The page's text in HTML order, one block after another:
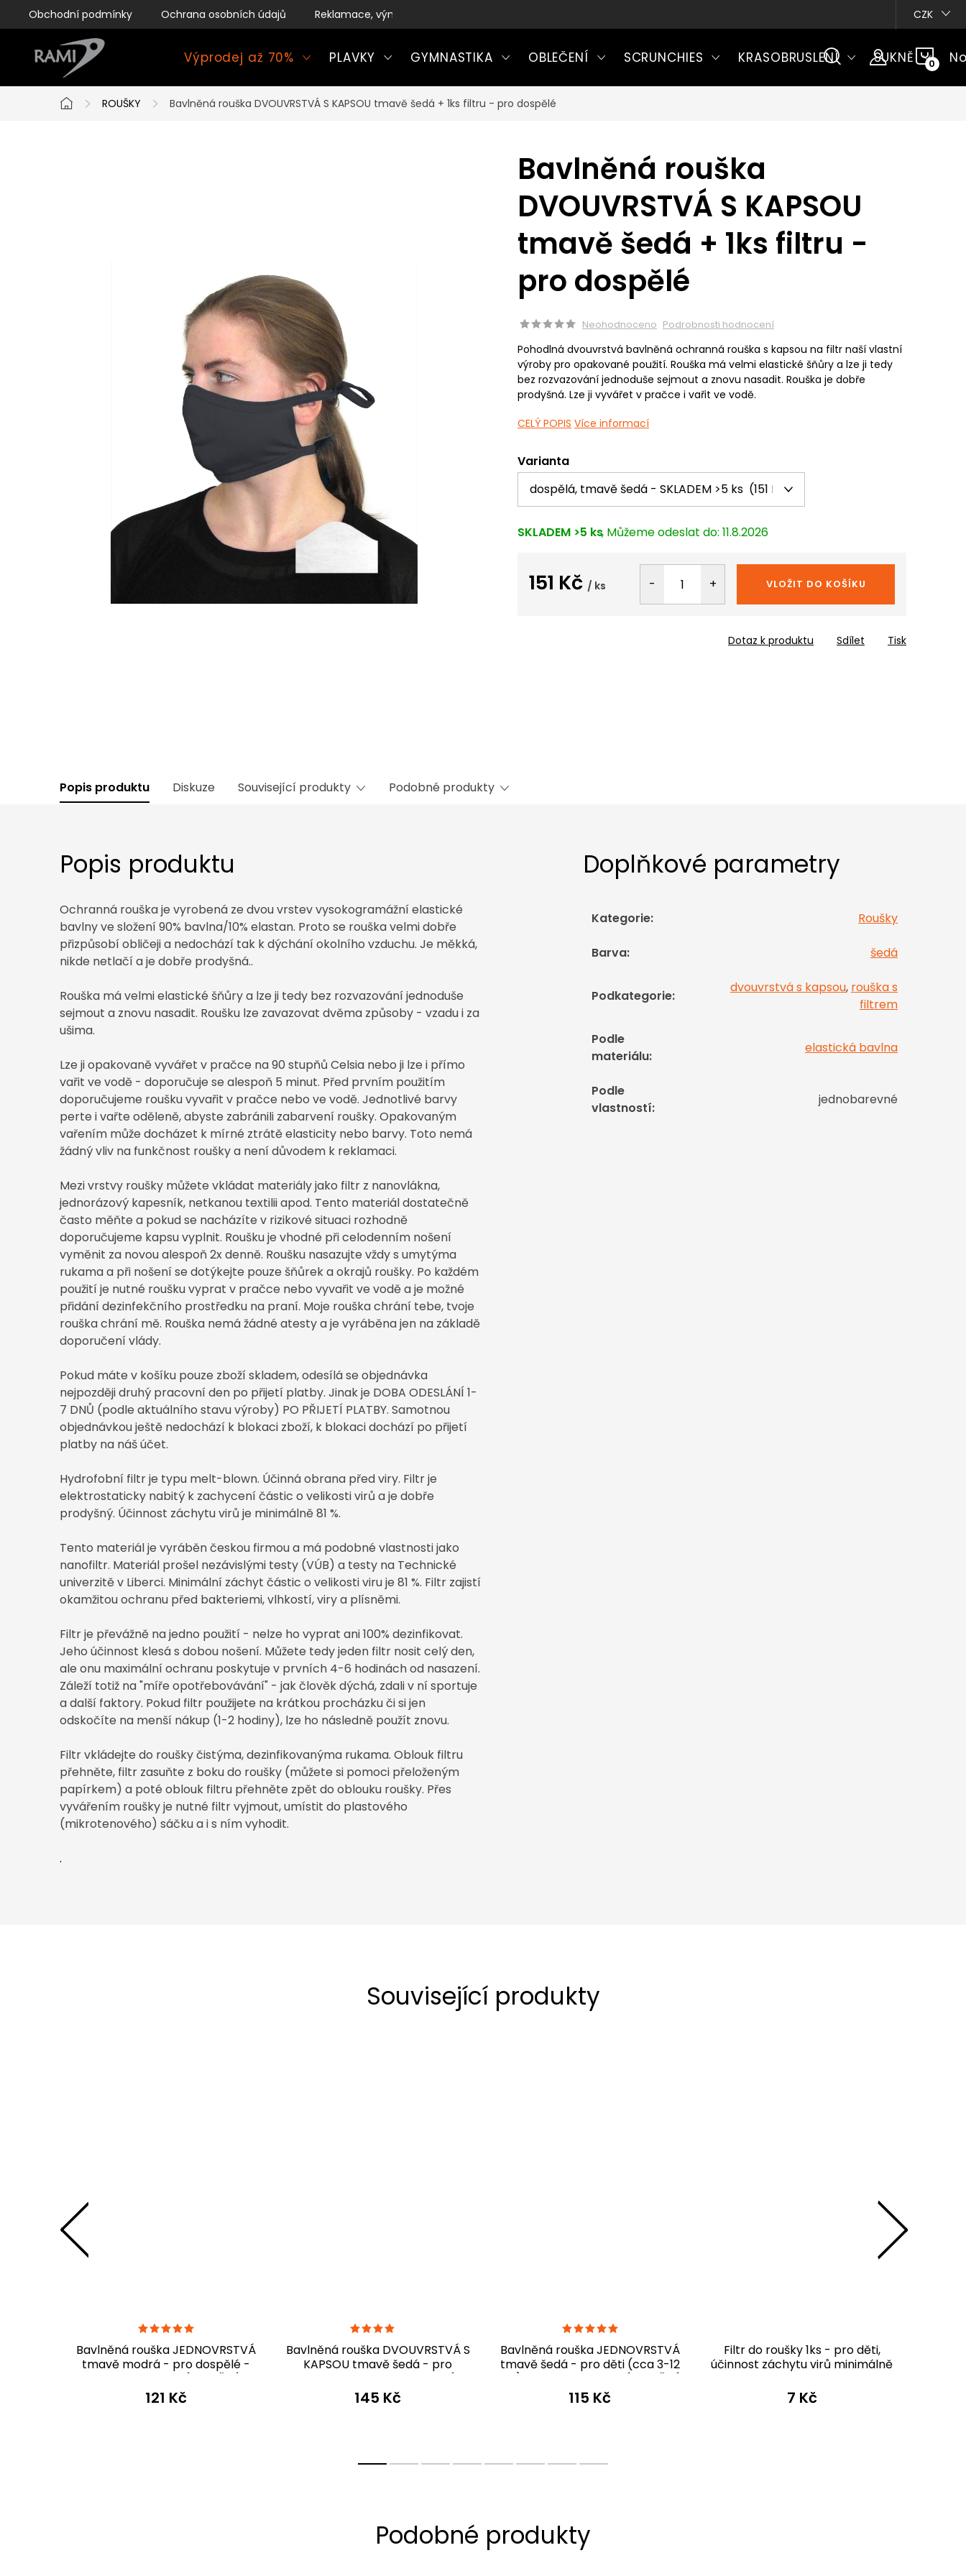
na
Obchodní podmínky Ochrana osobních údajů Reklamace, výměny a vrácení zboží CZK
Výprodej až 70% PLAVKY GYMNASTIKA OBLEČENÍ SCRUNCHIES KRASOBRUSLENÍ SUKNĚ
Domů
ROUŠKY Bavlněná rouška DVOUVRSTVÁ S KAPSOU tmavě šedá + 1ks filtru - pro dospělé
Bavlněná rouška
DVOUVRSTVÁ S KAPSOU
tmavě šedá + 1ks filtru -
pro dospělé
Neohodnoceno Podrobnosti hodnocení
Pohodlná dvouvrstvá bavlněná ochranná rouška s kapsou na filtr naší vlastní
výroby pro opakované použití. Rouška má velmi elastické šňůry a lze ji tedy
bez rozvazování jednoduše sejmout a znovu nasadit. Rouška je dobře
prodyšná. Lze ji vyvářet v pračce i vařit ve vodě.
CELÝ POPIS Více informací
Varianta
SKLADEM >5 ks 11.8.2026
151 Kč / ks VLOŽIT DO KOŠÍKU
Tisk
Dotaz k produktu Sdílet
Popis produktu Diskuze Související produkty Podobné produkty
Popis produktu
Ochranná rouška je vyrobená ze dvou vrstev vysokogramážní elastické
bavlny ve složení 90% bavlna/10% elastan. Proto se rouška velmi dobře
přizpůsobí obličeji a nedochází tak k dýchání okolního vzduchu. Je měkká,
nikde netlačí a je dobře prodyšná..
Rouška má velmi elastické šňůry a lze ji tedy bez rozvazování jednoduše
sejmout a znovu nasadit. Roušku lze zavazovat dvěma způsoby - vzadu i za
ušima.
Lze ji opakovaně vyvářet v pračce na 90 stupňů Celsia nebo ji lze i přímo
vařit ve vodě - doporučuje se alespoň 5 minut. Před prvním použitím
doporučujeme roušku vyvařit v pračce nebo ve vodě. Jednotlivé barvy
perte i vařte oděleně, abyste zabránili zabarvení roušky. Opakovaným
vařením může docházet k mírné ztrátě elasticity nebo barvy. Toto nemá
žádný vliv na funkčnost roušky a není důvodem k reklamaci.
Mezi vrstvy roušky můžete vkládat materiály jako filtr z nanovlákna,
jednorázový kapesník, netkanou textilii apod. Tento materiál dostatečně
často měňte a pokud se nacházíte v rizikové situaci rozhodně
doporučujeme kapsu vyplnit. Roušku je vhodné při celodenním nošení
vyměnit za novou alespoň 2x denně. Roušku nasazujte vždy s umytýma
rukama a při nošení se dotýkejte pouze šňůrek a okrajů roušky. Po každém
použití je nutné roušku vyprat v pračce nebo vyvařit ve vodě a je možné
přidání dezinfekčního prostředku na praní. Moje rouška chrání tebe, tvoje
rouška chrání mě. Rouška nemá žádné atesty a je vyráběna jen na základě
doporučení vlády.
Pokud máte v košíku pouze zboží skladem, odesílá se objednávka
nejpozději druhý pracovní den po přijetí platby. Jinak je DOBA ODESLÁNÍ 1-
7 DNŮ (podle aktuálního stavu výroby) PO PŘIJETÍ PLATBY. Samotnou
objednávkou ještě nedochází k blokaci zboží, k blokaci dochází po přijetí
platby na náš účet.
Hydrofobní filtr je typu melt-blown. Účinná obrana před viry. Filtr je
elektrostaticky nabitý k zachycení částic o velikosti virů a je dobře
prodyšný. Účinnost záchytu virů je minimálně 81 %.
Tento materiál je vyráběn českou firmou a má podobné vlastnosti jako
nanofiltr. Materiál prošel nezávislými testy (VÚB) a testy na Technické
univerzitě v Liberci. Minimální záchyt částic o velikosti viru je 81 %. Filtr zajistí
okamžitou ochranu před bakteriemi, vlhkostí, viry a plísněmi.
Filtr je převážně na jedno použití - nelze ho vyprat ani 100% dezinfikovat.
Jeho účinnost klesá s dobou nošení. Můžete tedy jeden filtr nosit celý den,
ale onu maximální ochranu poskytuje v prvních 4-6 hodinách od nasazení.
Záleží totiž na "míře opotřebovávání" - jak člověk dýchá, zdali v ní sportuje
a další faktory. Pokud filtr použijete na krátkou procházku či si jen
odskočíte na menší nákup (1-2 hodiny), lze ho následně použít znovu.
Filtr vkládejte do roušky čistýma, dezinfikovanýma rukama. Oblouk filtru
přehněte, filtr zasuňte z boku do roušky (můžete si pomoci přeloženým
papírkem) a poté oblouk filtru přehněte zpět do oblouku roušky. Přes
vyvářením roušky je nutné filtr vyjmout, umístit do plastového
(mikrotenového) sáčku a i s ním vyhodit.
.
Doplňkové parametry
Kategorie: Roušky
Barva: šedá
Podkategorie:
dvouvrstvá s kapsou, rouška s
filtrem
Podle
materiálu:
elastická bavlna
Podle
vlastností:
jednobarevné
Související produkty
Bavlněná rouška JEDNOVRSTVÁ
tmavě modrá - pro dospělé -
PRO OPAKOVANÉ POUŽITÍ
121 Kč
Bavlněná rouška DVOUVRSTVÁ S
KAPSOU tmavě šedá - pro
dospělé - PRO OPAKOVANÉ
POUŽITÍ
145 Kč
Bavlněná rouška JEDNOVRSTVÁ
tmavě šedá - pro děti (cca 3-12
let) - PRO OPAKOVANÉ POUŽITÍ
115 Kč
Filtr do roušky 1ks - pro děti,
účinnost záchytu virů minimálně
7 Kč